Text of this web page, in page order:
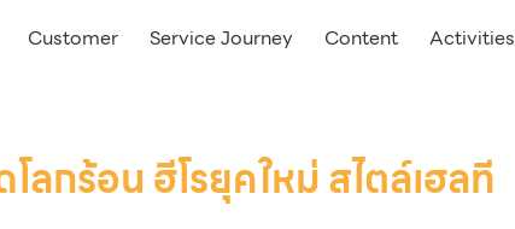
Customer Service Journey Content Activities
ลกร้อน ฮีโรยุคใหม่ สไตล์เฮลที